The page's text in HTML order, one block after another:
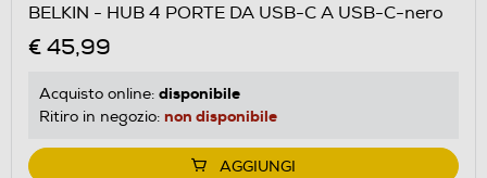
BELKIN - HUB 4 PORTE DA USB-C A USB-C-nero
€ 45,99
Acquisto online: disponibile
Ritiro in negozio: non disponibile
AGGIUNGI